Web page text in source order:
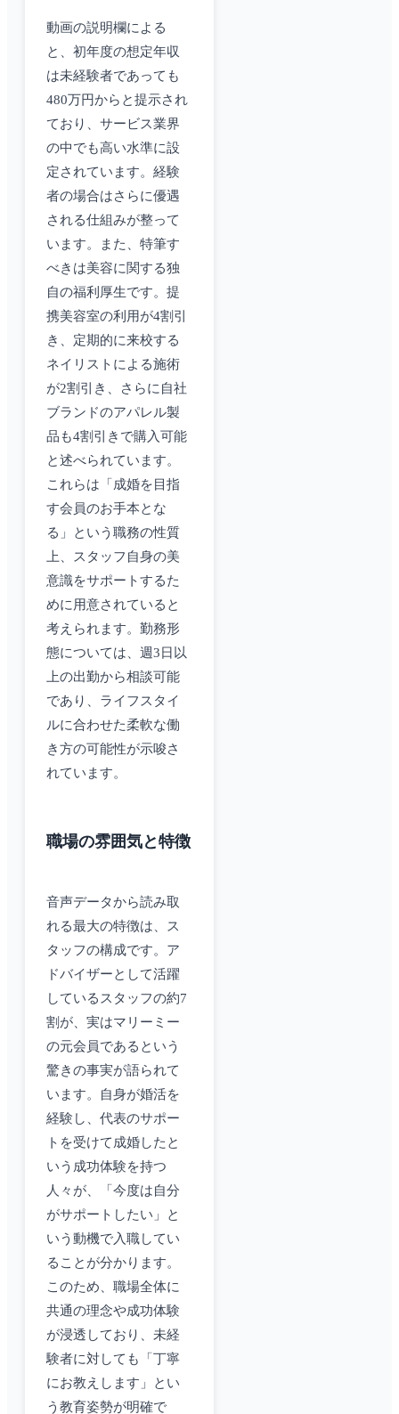
動画の説明欄による
と、初年度の想定年収
は未経験者であっても
480万円からと提示され
ており、サービス業界
の中でも高い水準に設
定されています。経験
者の場合はさらに優遇
される仕組みが整って
います。また、特筆す
べきは美容に関する独
自の福利厚生です。提
携美容室の利用が4割引
き、定期的に来校する
ネイリストによる施術
が2割引き、さらに自社
ブランドのアパレル製
品も4割引きで購入可能
と述べられています。
これらは「成婚を目指
す会員のお手本とな
る」という職務の性質
上、スタッフ自身の美
意識をサポートするた
めに用意されていると
考えられます。勤務形
態については、週3日以
上の出勤から相談可能
であり、ライフスタイ
ルに合わせた柔軟な働
き方の可能性が示唆さ
れています。
職場の雰囲気と特徴
音声データから読み取
れる最大の特徴は、ス
タッフの構成です。ア
ドバイザーとして活躍
しているスタッフの約7
割が、実はマリーミー
の元会員であるという
驚きの事実が語られて
います。自身が婚活を
経験し、代表のサポー
トを受けて成婚したと
いう成功体験を持つ
人々が、「今度は自分
がサポートしたい」と
いう動機で入職してい
ることが分かります。
このため、職場全体に
共通の理念や成功体験
が浸透しており、未経
験者に対しても「丁寧
にお教えします」とい
う教育姿勢が明確で